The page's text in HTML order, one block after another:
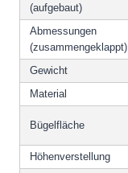
(aufgebaut)
Abmessungen
(zusammengeklappt)
Gewicht
Material
Bügelfläche
Höhenverstellung